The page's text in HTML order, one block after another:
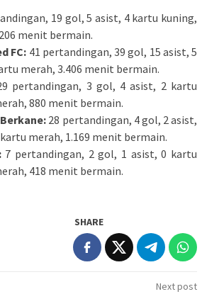
19 gol, 5 asist, 4 kartu kuning,
menit bermain.
FC: 41 pertandingan, 39 gol, 15 asist, 5
merah, 3.406 menit bermain.
pertandingan, 3 gol, 4 asist, 2 kartu
880 menit bermain.
28 pertandingan, 4 gol, 2 asist,
merah, 1.169 menit bermain.
7 pertandingan, 2 gol, 1 asist, 0 kartu
418 menit bermain.
SHARE
Next post